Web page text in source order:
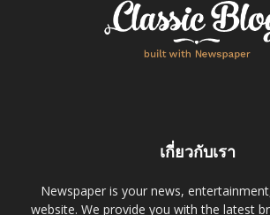
เกี่ยวกับเรา
Newspaper is your news,
website. We provide you with the latest